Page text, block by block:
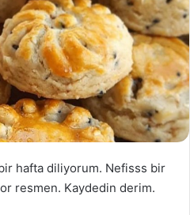
hafta diliyorum. Nefisss bir
resmen. Kaydedin derim.